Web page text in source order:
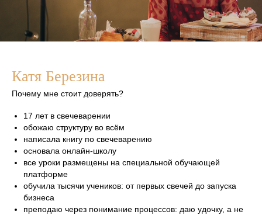
Катя Березина
Почему мне стоит доверять?
17 лет в свечеварении
обожаю структуру во всём
написала книгу по свечеварению
основала онлайн-школу
все уроки размещены на специальной обучающей
платформе
обучила тысячи учеников: от первых свечей до запуска
бизнеса
преподаю через понимание процессов: даю удочку, а не